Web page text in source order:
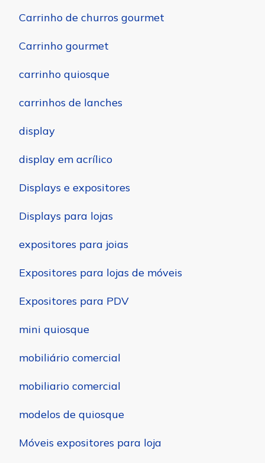
Carrinho de churros gourmet
Carrinho gourmet
carrinho quiosque
carrinhos de lanches
display
display em acrílico
Displays e expositores
Displays para lojas
expositores para joias
Expositores para lojas de móveis
Expositores para PDV
mini quiosque
mobiliário comercial
mobiliario comercial
modelos de quiosque
Móveis expositores para loja